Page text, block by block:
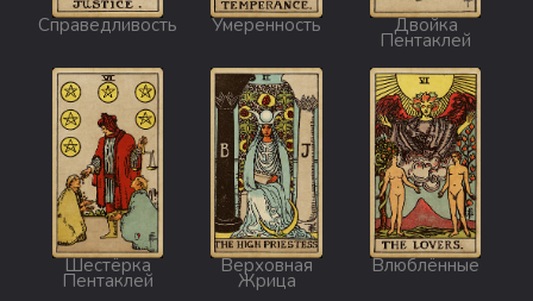
Справедливость Умеренность Двойка
Пентаклей
Шестёрка
Пентаклей
Верховная
Жрица
Влюблённые